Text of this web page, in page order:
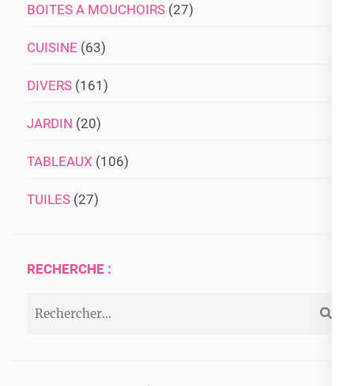
BOITES A MOUCHOIRS (27)
CUISINE (63)
DIVERS (161)
JARDIN (20)
TABLEAUX (106)
TUILES (27)
RECHERCHE :